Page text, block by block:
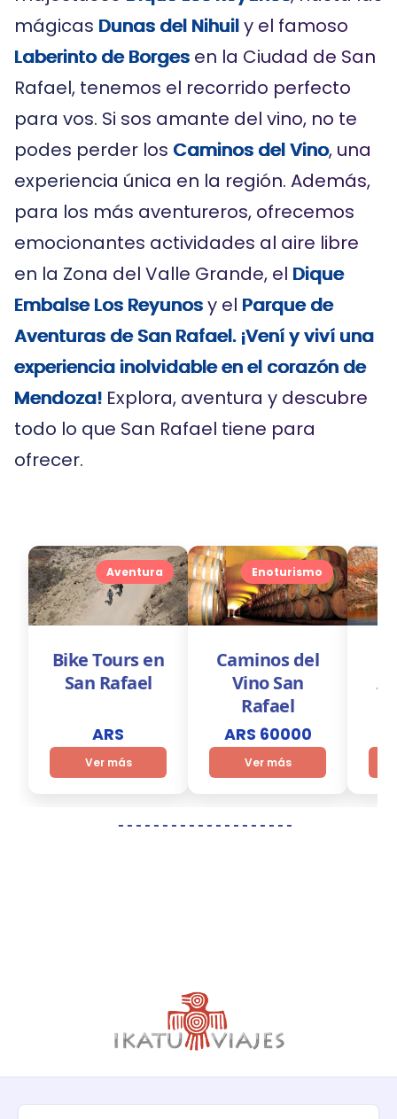
mágicas Dunas del Nihuily el famoso
Laberinto de Borges en la Ciudad de San
Rafael, tenemos el recorrido perfecto
para vos. Si sos amante del vino, no te
podes perder los Caminos del Vino, una
experiencia única en la región. Además,
para los más aventureros, ofrecemos
emocionantes actividades al aire libre
en la Zona del Valle Grande, el Dique
Embalse Los Reyunosy el Parque de
Aventuras de San Rafael. ¡Vení y viví una
experiencia inolvidable en el corazón de
Mendoza! Explora, aventura y descubre
todo lo que San Rafael tiene para
ofrecer.
Aventura
Bike Tours en
San Rafael
ARS
Ver más
Enoturismo
Caminos del
Vino San
Rafael
ARS 60000
Ver más